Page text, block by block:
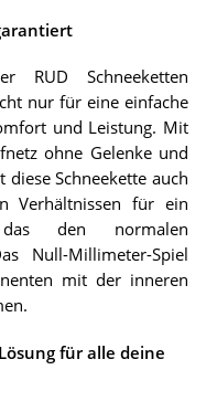
RUD Schneeketten
nur für eine einfache
und Leistung. Mit
ohne Gelenke und
Schneekette auch
Verhältnissen für ein
das den normalen
Null-Millimeter-Spiel
mit der inneren
für alle deine